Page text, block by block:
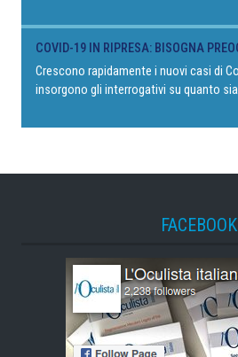
COVID-19 IN RIPRESA: BISOGNA
Crescono rapidamente i nuovi casi di
insorgono gli interrogativi su quanto
FACEBOOK